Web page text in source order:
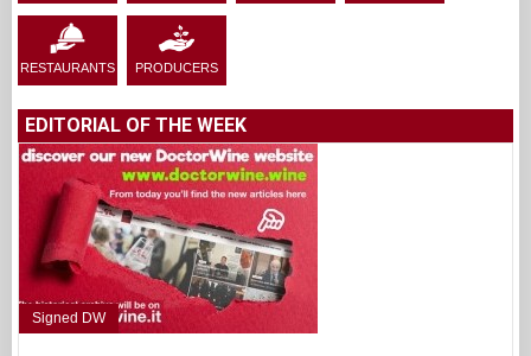
RESTAURANTS PRODUCERS
EDITORIAL OF THE WEEK
Signed DW